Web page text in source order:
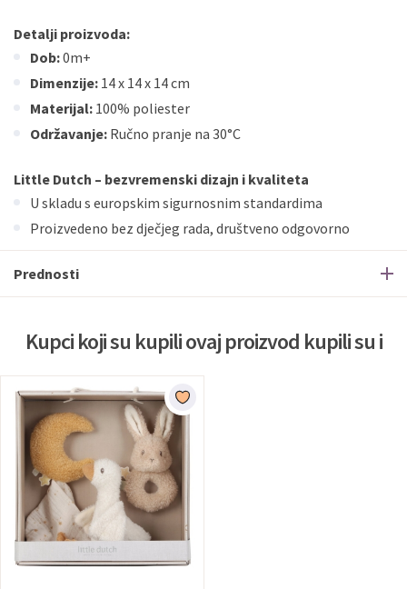
Detalji proizvoda:
Dob:0m+
Dimenzije: 14 x 14 x 14 cm
Materijal: 100% poliester
Održavanje: Ručno pranje na 30°C
Little Dutch – bezvremenski dizajn i kvaliteta
U skladu s europskim sigurnosnim standardima
Proizvedeno bez dječjeg rada, društveno odgovorno
Prednosti
Kupci koji su kupili ovaj proizvod kupili su i